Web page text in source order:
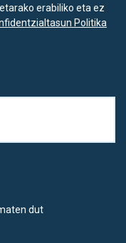
erabiliko eta ez
Politika
dut